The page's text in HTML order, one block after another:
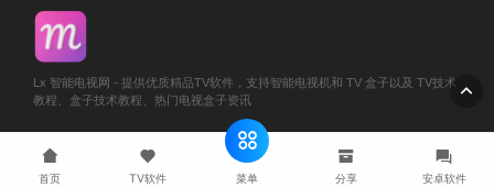
Lx 智能电视网 - 提供优质精品TV软件，支持智能电视机和 TV 盒子以及 TV技术
教程、盒子技术教程、热门电视盒子资讯
© 2024 LxMost 网站地图 鄂 ICP 备 2024063349 号-1
首页 TV软件 菜单 分享 安卓软件